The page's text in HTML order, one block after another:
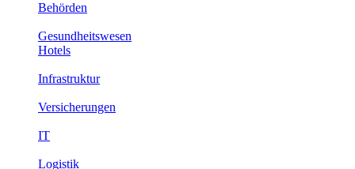
Behörden
Gesundheitswesen
Hotels
Infrastruktur
Versicherungen
IT
Logistik